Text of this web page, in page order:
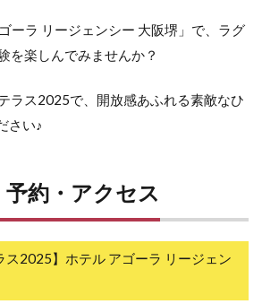
ーラ リージェンシー 大阪堺」で、ラグ
を楽しんでみませんか？
ラス2025で、開放感あふれる素敵なひ
さい♪
約・アクセス
ス2025】ホテル アゴーラ リージェン